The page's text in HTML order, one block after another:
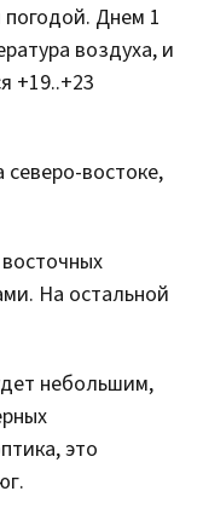
погодой. Днем 1
воздуха, и
+19..+23
востоке,
На остальной
небольшим,
это